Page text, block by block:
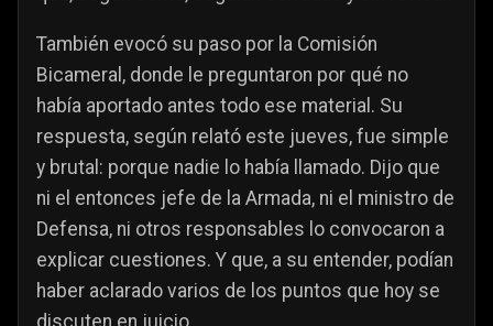
También evocó su paso por la Comisión
Bicameral, donde le preguntaron por qué no
había aportado antes todo ese material. Su
respuesta, según relató este jueves, fue simple
y brutal: porque nadie lo había llamado. Dijo que
ni el entonces jefe de la Armada, ni el ministro de
Defensa, ni otros responsables lo convocaron a
explicar cuestiones. Y que, a su entender, podían
haber aclarado varios de los puntos que hoy se